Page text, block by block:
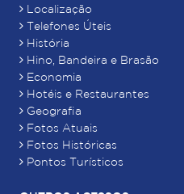
Localização
Telefones Úteis
História
Hino, Bandeira e Brasão
Economia
Hotéis e Restaurantes
Geografia
Fotos Atuais
Fotos Históricas
Pontos Turísticos